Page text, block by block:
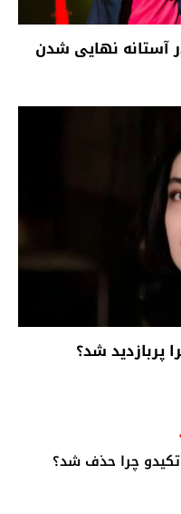
آستانه نهایی شدن
پربازدید شد؟
تکیدو چرا حذف شد؟